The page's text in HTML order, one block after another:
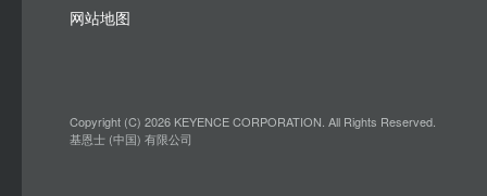
网站地图
Copyright (C) 2026 KEYENCE CORPORATION. All Rights Reserved.
基恩士 (中国) 有限公司